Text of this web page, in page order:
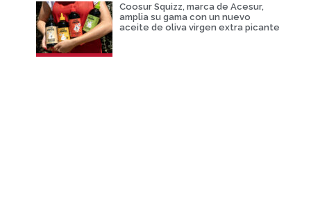
Coosur Squizz, marca de Acesur,
amplia su gama con un nuevo
aceite de oliva virgen extra picante